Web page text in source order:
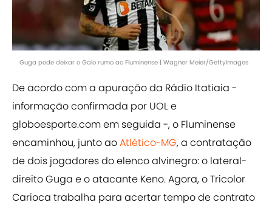
Guga pode deixar o Galo rumo ao Fluminense | Wagner Meier/GettyImages
De acordo com a apuração da Rádio Itatiaia -
informação confirmada por UOL e
globoesporte.com em seguida -, o Fluminense
encaminhou, junto aoAtlético-MG, a contratação
de dois jogadores do elenco alvinegro: o lateral-
direito Guga e o atacante Keno. Agora, o Tricolor
Carioca trabalha para acertar tempo de contrato